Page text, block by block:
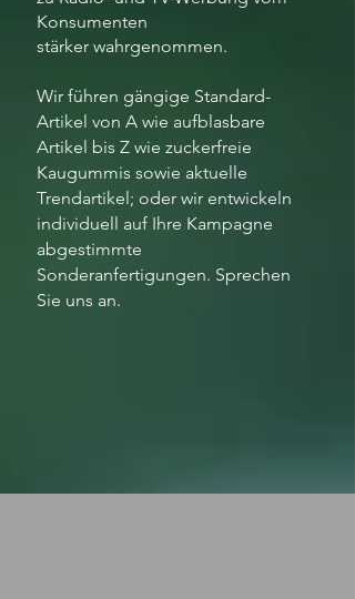
Konsumenten
stärker wahrgenommen.
Wir führen gängige Standard-
Artikel von A wie aufblasbare
Artikel bis Z wie zuckerfreie
Kaugummis sowie aktuelle
Trendartikel; oder wir entwickeln
individuell auf Ihre Kampagne
abgestimmte
Sonderanfertigungen. Sprechen
Sie uns an.